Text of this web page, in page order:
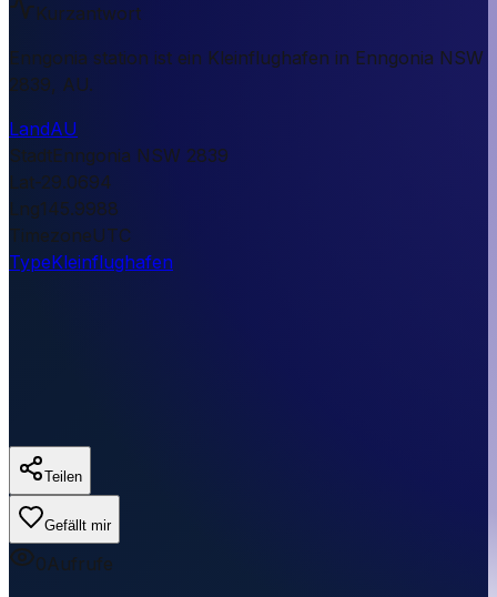
Kurzantwort
Enngonia station ist ein Kleinflughafen in Enngonia NSW
2839, AU.
LandAU
StadtEnngonia NSW 2839
Lat-29.0694
Lng145.9988
TimezoneUTC
TypeKleinflughafen
Teilen
Gefällt mir
0Aufrufe